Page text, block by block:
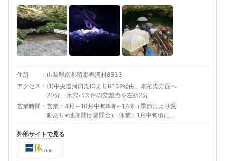
住所
山梨県南都留郡鳴沢村8533
アクセス
(1)中央道河口湖ICよりR139経由、本栖湖方面へ
20分、氷穴バス停の交差点を左折2分
営業時間
営業：4月～10月中旬8時～17時（季節により変
動あり※他期間は要問合） 休業：1月中旬頃に臨
外部サイトで見る